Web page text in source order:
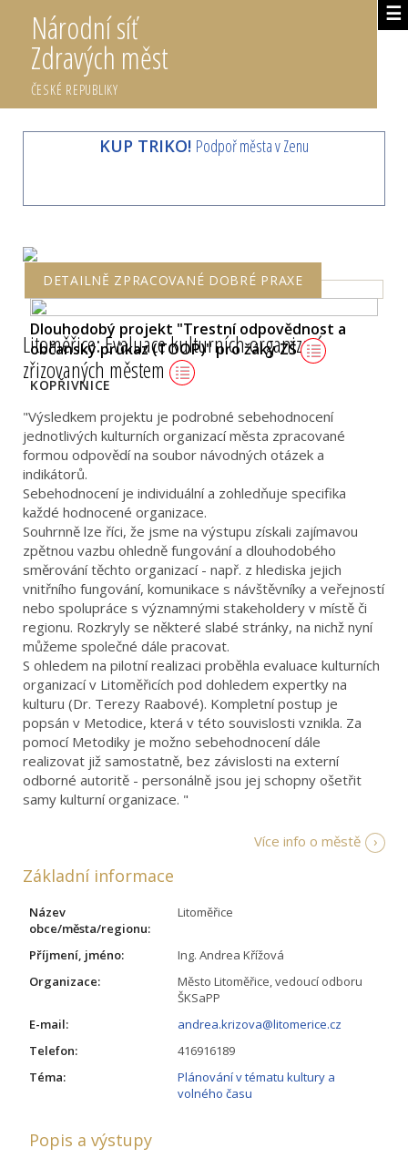
☰
Národní síť
Zdravých měst
ČESKÉ REPUBLIKY
KUP TRIKO! Podpoř města v Zenu
DETAILNĚ ZPRACOVANÉ DOBRÉ PRAXE
Dlouhodobý projekt "Trestní odpovědnost a
občanský průkaz (TOOP)" pro žáky ZŠ
KOPŘIVNICE
Litoměřice: Evaluace kulturních organizací
zřizovaných městem
"Výsledkem projektu je podrobné sebehodnocení
jednotlivých kulturních organizací města zpracované
formou odpovědí na soubor návodných otázek a
indikátorů.
Sebehodnocení je individuální a zohledňuje specifika
každé hodnocené organizace.
Souhrnně lze říci, že jsme na výstupu získali zajímavou
zpětnou vazbu ohledně fungování a dlouhodobého
směrování těchto organizací - např. z hlediska jejich
vnitřního fungování, komunikace s návštěvníky a veřejností
nebo spolupráce s významnými stakeholdery v místě či
regionu. Rozkryly se některé slabé stránky, na nichž nyní
můžeme společné dále pracovat.
S ohledem na pilotní realizaci proběhla evaluace kulturních
organizací v Litoměřicích pod dohledem expertky na
kulturu (Dr. Terezy Raabové). Kompletní postup je
popsán v Metodice, která v této souvislosti vznikla. Za
pomocí Metodiky je možno sebehodnocení dále
realizovat již samostatně, bez závislosti na externí
odborné autoritě - personálně jsou jej schopny ošetřit
samy kulturní organizace. "
Více info o městě
Základní informace
Název
obce/města/regionu:
Litoměřice
Příjmení, jméno:
Ing. Andrea Křížová
Organizace:
Město Litoměřice, vedoucí odboru
ŠKSaPP
E-mail:
andrea.krizova@litomerice.cz
Telefon:
416916189
Téma:
Plánování v tématu kultury a
volného času
Popis a výstupy